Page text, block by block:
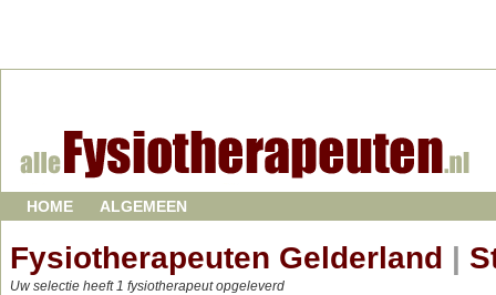
HOME ALGEMEEN
Fysiotherapeuten Gelderland |
Uw selectie heeft 1 fysiotherapeut opgeleverd